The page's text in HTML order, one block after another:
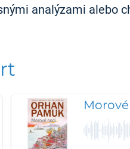
analýzami alebo